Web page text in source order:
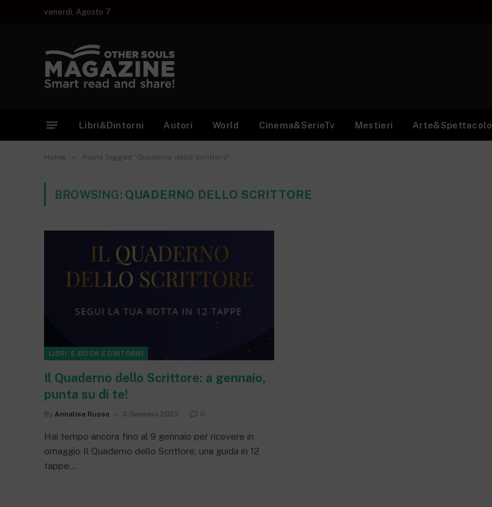
venerdì, Agosto 7
Libri&Dintorni Autori World Cinema&SerieTv Mestieri Arte&Spettacolo
Home » Posts Tagged "Quaderno dello Scrittore"
BROWSING: QUADERNO DELLO SCRITTORE
LIBRI, E-BOOK E DINTORNI
Il Quaderno dello Scrittore: a gennaio,
punta su di te!
By Annalisa Russo 3 Gennaio 2023 0
Hai tempo ancora fino al 9 gennaio per ricevere in
omaggio Il Quaderno dello Scrittore, una guida in 12
tappe…